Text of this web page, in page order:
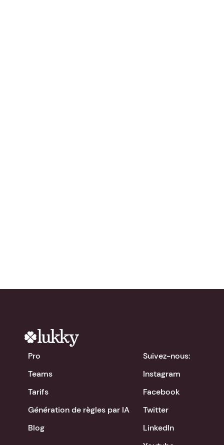
Pro
Teams
Tarifs
Génération de règles par IA
Blog
Suivez-nous:
Instagram
Facebook
Twitter
LinkedIn